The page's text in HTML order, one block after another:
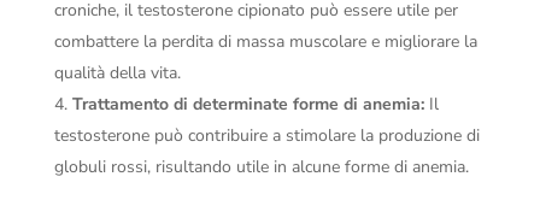
croniche, il testosterone cipionato può essere utile per
combattere la perdita di massa muscolare e migliorare la
qualità della vita.
Trattamento di determinate forme di anemia:Il
testosterone può contribuire a stimolare la produzione di
globuli rossi, risultando utile in alcune forme di anemia.